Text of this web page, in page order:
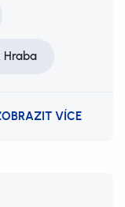
Hraba
VÍCE